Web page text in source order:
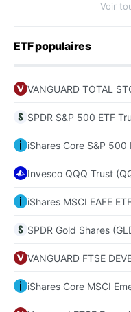
Voir
ETF populaires
VANGUARD TOTAL
SPDR S&P 500 ETF
iShares Core S&P 500
Invesco QQQ Trust
iShares MSCI EAFE
SPDR Gold Shares
VANGUARD FTSE
iShares Core MSCI